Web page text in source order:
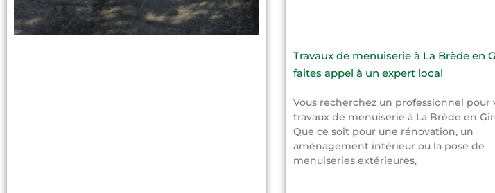
Travaux de menuiserie à La Brède en
faites appel à un expert local
Vous recherchez un professionnel pour
travaux de menuiserie à La Brède en
Que ce soit pour une rénovation, un
aménagement intérieur ou la pose de
menuiseries extérieures,